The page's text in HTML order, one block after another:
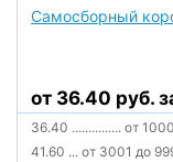
Самосборный
от 36.40 руб.
36.40 ............... от
41.60 ... от 3001 до